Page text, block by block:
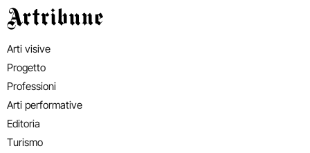
Artribune
Arti visive
Progetto
Professioni
Arti performative
Editoria
Turismo